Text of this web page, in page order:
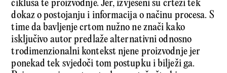
ciklusa te proizvodnje. Jer, izvješeni su crteži tek
dokaz o postojanju i informacija o načinu procesa. S
time da bavljenje crtom nužno ne znači kako
isključivo autor predlaže alternativni odnosno
trodimenzionalni kontekst njene proizvodnje jer
ponekad tek svjedoči tom postupku i bilježi ga.